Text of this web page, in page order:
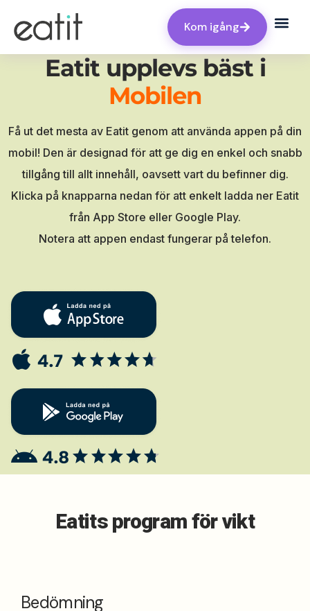
Kom igång
Eatit upplevs bäst i
Mobilen
Få ut det mesta av Eatit genom att använda appen på din
mobil! Den är designad för att ge dig en enkel och snabb
tillgång till allt innehåll, oavsett vart du befinner dig.
Klicka på knapparna nedan för att enkelt ladda ner Eatit
från App Store eller Google Play.
Notera att appen endast fungerar på telefon.
Eatits program för vikt
Bedömning